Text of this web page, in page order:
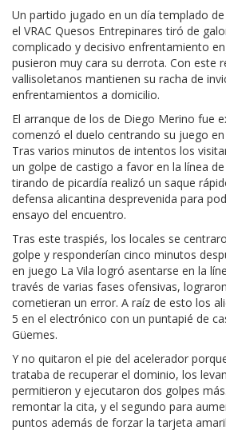
Un partido jugado en un día templado
el VRAC Quesos Entrepinares tiró de
complicado y decisivo enfrentamiento
pusieron muy cara su derrota. Con este
vallisoletanos mantienen su racha de
enfrentamientos a domicilio.
El arranque de los de Diego Merino fue
comenzó el duelo centrando su juego
Tras varios minutos de intentos los
un golpe de castigo a favor en la línea
tirando de picardía realizó un saque
defensa alicantina desprevenida para
ensayo del encuentro.
Tras este traspiés, los locales se
golpe y responderían cinco minutos
en juego La Vila logró asentarse en la
través de varias fases ofensivas,
cometieran un error. A raíz de esto los
5 en el electrónico con un puntapié de
Güemes.
Y no quitaron el pie del acelerador
trataba de recuperar el dominio, los
permitieron y ejecutaron dos golpes
remontar la cita, y el segundo para
puntos además de forzar la tarjeta